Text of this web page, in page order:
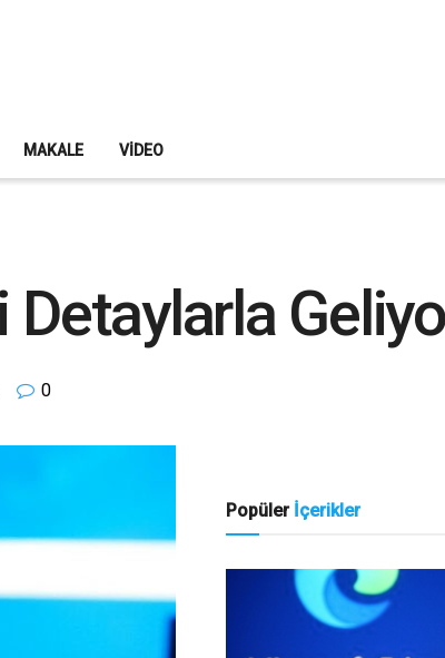
MAKALE VIDEO
Detaylarla
0
Popüler İçerikler